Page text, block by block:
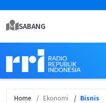
SABANG
Home Ekonomi Bisnis